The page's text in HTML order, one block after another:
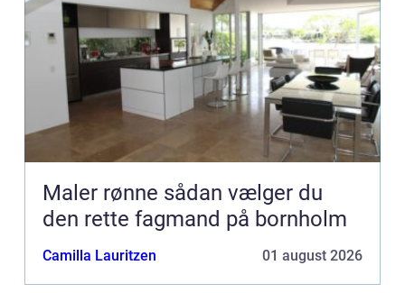
Maler rønne sådan vælger du
den rette fagmand på bornholm
Camilla Lauritzen 01 august 2026